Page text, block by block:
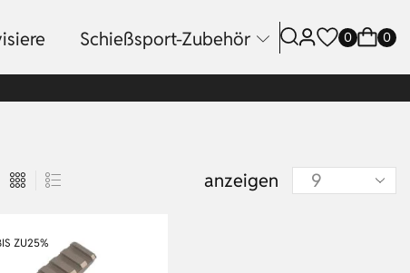
Schießsport-Zubehör 0 0
anzeigen
ZU25%